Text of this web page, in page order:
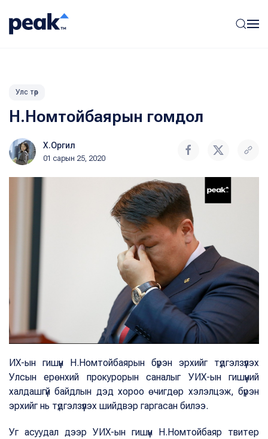
Улс төр
Н.Номтойбаярын гомдол
Х.Оргил
01 сарын 25, 2020
ИХ-ын гишүүн Н.Номтойбаярын бүрэн эрхийг түдгэлзүүлэх
Улсын ерөнхий прокурорын саналыг УИХ-ын гишүүний
халдашгүй байдлын дэд хороо өчигдөр хэлэлцэж, бүрэн
эрхийг нь түдгэлзүүлэх шийдвэр гаргасан билээ.
Уг асуудал дээр УИХ-ын гишүүн Н.Номтойбаяр твитер